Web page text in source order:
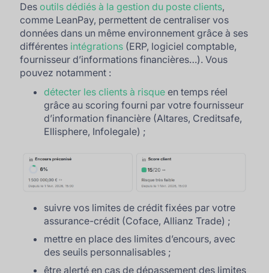
Desoutils dédiés à la gestion du poste clients,
comme LeanPay, permettent de centraliser vos
données dans un même environnement grâce à ses
différentes intégrations (ERP, logiciel comptable,
fournisseur d’informations financières…). Vous
pouvez notamment :
détecter les clients à risque en temps réel
grâce au scoring fourni par votre fournisseur
d’information financière (Altares, Creditsafe,
Ellisphere, Infolegale) ;
suivre vos limites de crédit fixées par votre
assurance-crédit (Coface, Allianz Trade) ;
mettre en place des limites d’encours, avec
des seuils personnalisables ;
être alerté en cas de dépassement des limites